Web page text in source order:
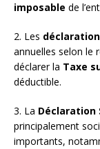
imposable de
2. Les
annuelles selon le
déclarer la Taxe
déductible.
3. La Déclaration
principalement
importants,